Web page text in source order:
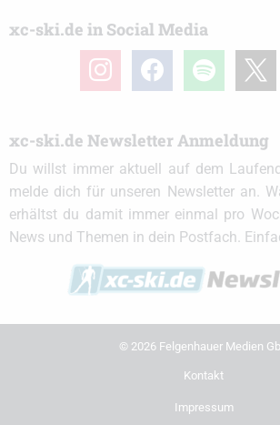
xc-ski.de in Social Media
instagramfacebook spotify
xc-ski.de Newsletter Anmeldung
Du willst immer aktuell auf dem
melde dich für unseren Newsletter an.
erhältst du damit immer einmal pro
News und Themen in dein Postfach.
© 2026 Felgenhauer Medien
Kontakt
Impressum